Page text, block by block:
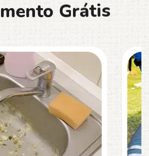
mento Grátis